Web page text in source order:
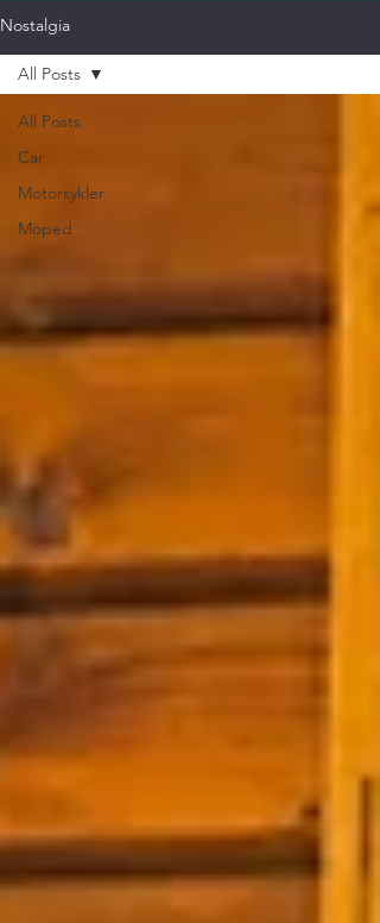
Nostalgia
All Posts
Car
Motorsykler
Moped
All Posts